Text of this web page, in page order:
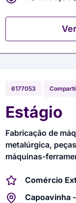
6177053
Estágio
Fabricação de
metalúrgica,
máquinas-
Comércio
Capoavinha